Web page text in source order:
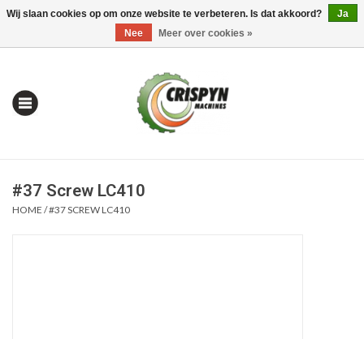
0 Artikelen - €0,00 Mijn account / Registreren
#37 Screw LC410
HOME /#37 SCREW LC410
Wij slaan cookies op om onze website te verbeteren. Is dat akkoord?
Ja
Nee
Meer over cookies »